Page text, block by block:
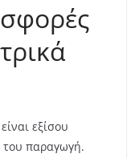
εξίσου
του παραγωγή.